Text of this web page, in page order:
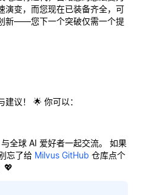
演变，而您现在已装备齐全，可
新——您下一个突破仅需一个提
议！ 🌟 你可以：
全球 AI 爱好者一起交流。 如果
忘了给 Milvus GitHub 仓库点个
💖